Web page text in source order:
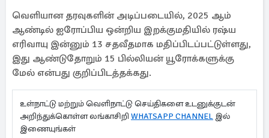
வெளியான தரவுகளின் அடிப்படையில், 2025 ஆம்
ஆண்டில் ஐரோப்பிய ஒன்றிய இறக்குமதியில் ரஷ்ய
எரிவாயு இன்னும் 13 சதவீதமாக மதிப்பிடப்பட்டுள்ளது,
இது ஆண்டுதோறும் 15 பில்லியன் யூரோக்களுக்கு
மேல் என்பது குறிப்பிடத்தக்கது.
உள்நாட்டு மற்றும் வெளிநாட்டு செய்திகளை உடனுக்குடன்
அறிந்துக்கொள்ள லங்காசிறி WHATSAPP CHANNEL இல்
இணையுங்கள்